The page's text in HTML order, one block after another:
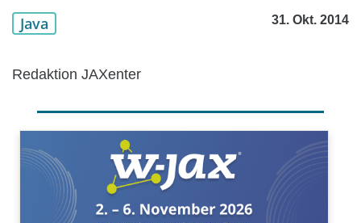
Java 31. Okt. 2014
Redaktion JAXenter